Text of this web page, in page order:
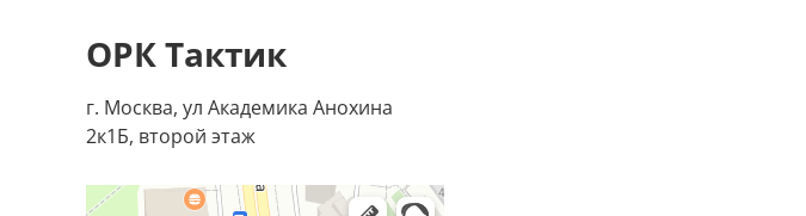
ОРК Тактик
г. Москва, ул Академика Анохина
2к1Б, второй этаж